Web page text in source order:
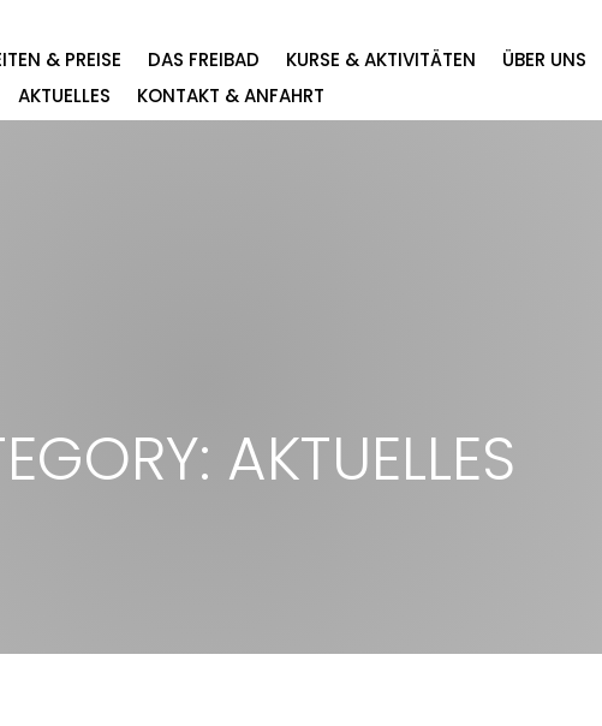
& PREISE DAS FREIBAD KURSE & AKTIVITÄTEN
ÜBER UNS
AKTUELLES
KONTAKT & ANFAHRT
AKTUELLES